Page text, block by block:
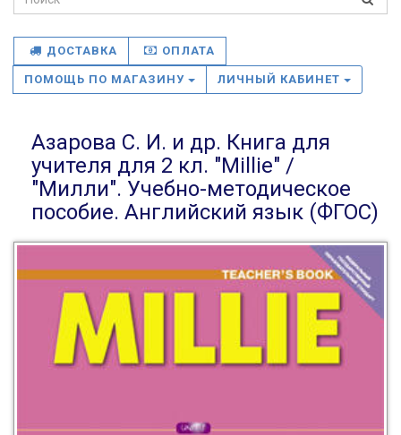
ДОСТАВКА ОПЛАТА
ПОМОЩЬ ПО МАГАЗИНУ ЛИЧНЫЙ КАБИНЕТ
Азарова С. И. и др. Книга для
учителя для 2 кл. "Millie" /
"Милли". Учебно-методическое
пособие. Английский язык (ФГОС)